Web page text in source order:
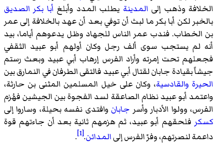
الخلافة وذهب إلى المدينة يطلب المدد وأبلغ أبا بكر الصديق
بالخبر لكن أبا بكر ما لبث أن توفي بعد أن عهد بالخلافة إلى عمر
بن الخطاب. فندب عمر الناس للجهاد وظل يدعوهم أياما، بيد
أنه لم يستجب سوى ألف رجل وكان أولهم أبو عبيد الثقفي
فجعلهم تحت إمرته وأراد الفرس إرهاب أبي عبيد وبعث رستم
جيشاً بقيادة جابان لقتال أبي عبيد فالتقى الطرفان في النمارق بين
الحيرة والقادسية، وكان على خيل المسلمين المثنى بن حارثة،
واعتمد أبو عبيد نظام الصاعقة لسد الفجوة بين الجيشين فهُزم
الفرس، وولوا الأدبار وأسر جابان وافتدى نفسه بحيلة، وساروا إلى
كسكر فلحقهم أبو عبيد، ثم هزمهم ثانية بعد أن جاءتهم قوة
داعمة لنصرتهم، وفرّ الفرس إلىالمدائن.
[1]
.